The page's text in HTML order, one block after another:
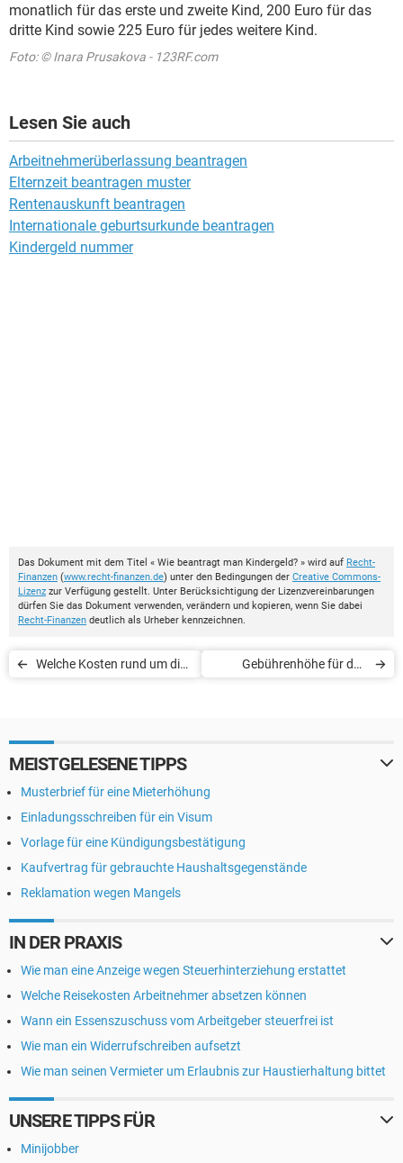
monatlich für das erste und zweite Kind, 200 Euro für das
dritte Kind sowie 225 Euro für jedes weitere Kind.
Foto: © Inara Prusakova - 123RF.com
Lesen Sie auch
Arbeitnehmerüberlassung beantragen
Elternzeit beantragen muster
Rentenauskunft beantragen
Internationale geburtsurkunde beantragen
Kindergeld nummer
Das Dokument mit dem Titel « Wie beantragt man Kindergeld? » wird auf Recht-
Finanzen (www.recht-finanzen.de) unter den Bedingungen der Creative Commons-
Lizenz zur Verfügung gestellt. Unter Berücksichtigung der Lizenzvereinbarungen
dürfen Sie das Dokument verwenden, verändern und kopieren, wenn Sie dabei
Recht-Finanzen deutlich als Urheber kennzeichnen.
Welche Kosten rund um die
Gebührenhöhe für den
MEISTGELESENE TIPPS
Musterbrief für eine Mieterhöhung
Einladungsschreiben für ein Visum
Vorlage für eine Kündigungsbestätigung
Kaufvertrag für gebrauchte Haushaltsgegenstände
Reklamation wegen Mangels
IN DER PRAXIS
Wie man eine Anzeige wegen Steuerhinterziehung erstattet
Welche Reisekosten Arbeitnehmer absetzen können
Wann ein Essenszuschuss vom Arbeitgeber steuerfrei ist
Wie man ein Widerrufschreiben aufsetzt
Wie man seinen Vermieter um Erlaubnis zur Haustierhaltung bittet
UNSERE TIPPS FÜR
Minijobber